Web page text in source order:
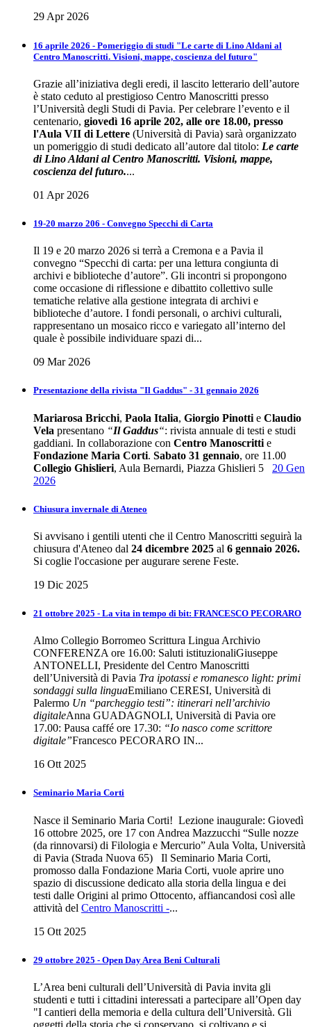
29 Apr 2026
16 aprile 2026 - Pomeriggio di studi "Le carte di Lino Aldani al
Centro Manoscritti. Visioni, mappe, coscienza del futuro"
Grazie all’iniziativa degli eredi, il lascito letterario dell’autore
è stato ceduto al prestigioso Centro Manoscritti presso
l’Università degli Studi di Pavia. Per celebrare l’evento e il
centenario, giovedì 16 aprile 202, alle ore 18.00, presso
l'Aula VII di Lettere (Università di Pavia) sarà organizzato
un pomeriggio di studi dedicato all’autore dal titolo: Le carte
di Lino Aldani al Centro Manoscritti. Visioni, mappe,
coscienza del futuro....
01 Apr 2026
19-20 marzo 206 - Convegno Specchi di Carta
Il 19 e 20 marzo 2026 si terrà a Cremona e a Pavia il
convegno “Specchi di carta: per una lettura congiunta di
archivi e biblioteche d’autore”. Gli incontri si propongono
come occasione di riflessione e dibattito collettivo sulle
tematiche relative alla gestione integrata di archivi e
biblioteche d’autore. I fondi personali, o archivi culturali,
rappresentano un mosaico ricco e variegato all’interno del
quale è possibile individuare spazi di...
09 Mar 2026
Presentazione della rivista "Il Gaddus" - 31 gennaio 2026
Mariarosa Bricchi, Paola Italia, Giorgio Pinotti e Claudio
Vela presentano “Il Gaddus“: rivista annuale di testi e studi
gaddiani. In collaborazione con Centro Manoscritti e
Fondazione Maria Corti. Sabato 31 gennaio, ore 11.00
Collegio Ghislieri, Aula Bernardi, Piazza Ghislieri 5 20 Gen
2026
Chiusura invernale di Ateneo
Si avvisano i gentili utenti che il Centro Manoscritti seguirà la
chiusura d'Ateneo dal 24 dicembre 2025 al 6 gennaio 2026.
Si coglie l'occasione per augurare serene Feste.
19 Dic 2025
21 ottobre 2025 - La vita in tempo di bit: FRANCESCO PECORARO
Almo Collegio Borromeo Scrittura Lingua Archivio
CONFERENZA ore 16.00: Saluti istituzionaliGiuseppe
ANTONELLI, Presidente del Centro Manoscritti
dell’Università di Pavia Tra ipotassi e romanesco light: primi
sondaggi sulla linguaEmiliano CERESI, Università di
Palermo Un “parcheggio testi”: itinerari nell’archivio
digitaleAnna GUADAGNOLI, Università di Pavia ore
17.00: Pausa caffé ore 17.30: “Io nasco come scrittore
digitale”Francesco PECORARO IN...
16 Ott 2025
Seminario Maria Corti
Nasce il Seminario Maria Corti! Lezione inaugurale: Giovedì
16 ottobre 2025, ore 17 con Andrea Mazzucchi “Sulle nozze
(da rinnovarsi) di Filologia e Mercurio” Aula Volta, Università
di Pavia (Strada Nuova 65) Il Seminario Maria Corti,
promosso dalla Fondazione Maria Corti, vuole aprire uno
spazio di discussione dedicato alla storia della lingua e dei
testi dalle Origini al primo Ottocento, affiancandosi così alle
attività del Centro Manoscritti -...
15 Ott 2025
29 ottobre 2025 - Open Day Area Beni Culturali
L’Area beni culturali dell’Università di Pavia invita gli
studenti e tutti i cittadini interessati a partecipare all’Open day
"I cantieri della memoria e della cultura dell’Università. Gli
oggetti della storia che si conservano, si coltivano e si